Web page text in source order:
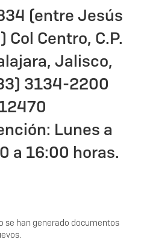
(entre Jesús
Centro, C.P.
Jalisco,
3134-2200
Lunes a
a 16:00 horas.
se han generado documentos